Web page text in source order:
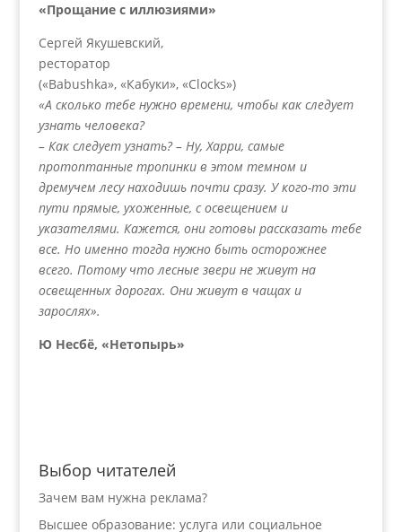
«Прощание с иллюзиями»
Сергей Якушевский,
ресторатор
(«Babushka», «Кабуки», «Clocks»)
«А сколько тебе нужно времени, чтобы как следует
узнать человека?
– Как следует узнать? – Ну, Харри, самые
протоптанные тропинки в этом темном и
дремучем лесу находишь почти сразу. У кого-то эти
пути прямые, ухоженные, с освещением и
указателями. Кажется, они готовы рассказать тебе
все. Но именно тогда нужно быть осторожнее
всего. Потому что лесные звери не живут на
освещенных дорогах. Они живут в чащах и
зарослях».
Ю Несбё, «Нетопырь»
Выбор читателей
Зачем вам нужна реклама?
Высшее образование: услуга или социальное